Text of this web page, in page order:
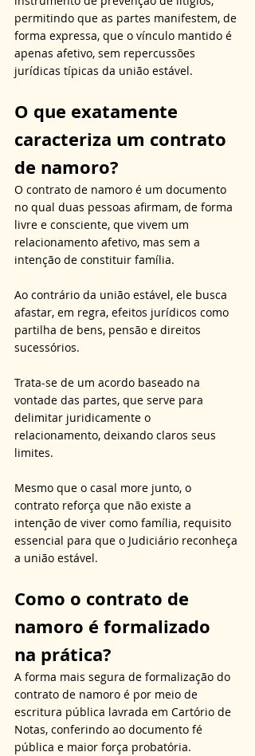
permitindo que as partes manifestem, de
forma expressa, que o vínculo mantido é
apenas afetivo, sem repercussões
jurídicas típicas da união estável.
O que exatamente
caracteriza um contrato
de namoro?
O contrato de namoro é um documento
no qual duas pessoas afirmam, de forma
livre e consciente, que vivem um
relacionamento afetivo, mas sem a
intenção de constituir família.
Ao contrário da união estável, ele busca
afastar, em regra, efeitos jurídicos como
partilha de bens, pensão e direitos
sucessórios.
Trata-se de um acordo baseado na
vontade das partes, que serve para
delimitar juridicamente o
relacionamento, deixando claros seus
limites.
Mesmo que o casal more junto, o
contrato reforça que não existe a
intenção de viver como família, requisito
essencial para que o Judiciário reconheça
a união estável.
Como o contrato de
namoro é formalizado
na prática?
A forma mais segura de formalização do
contrato de namoro é por meio de
escritura pública lavrada em Cartório de
Notas, conferindo ao documento fé
pública e maior força probatória.